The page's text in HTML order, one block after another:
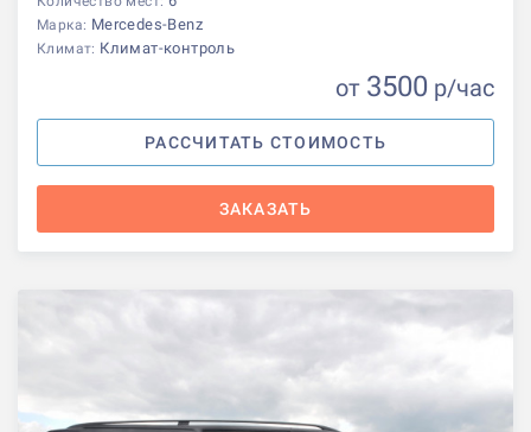
Марка: Mercedes-Benz
Климат: Климат-контроль
от 3500 р/час
РАССЧИТАТЬ СТОИМОСТЬ
ЗАКАЗАТЬ